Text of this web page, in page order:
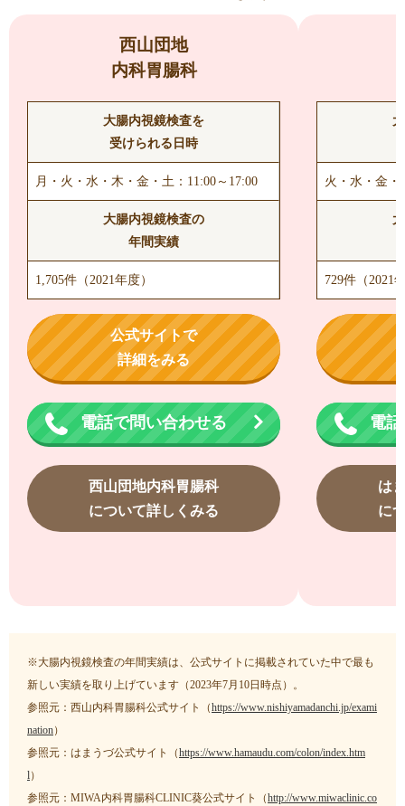
西山団地
内科胃腸科
大腸内視鏡検査を
受けられる日時
月・火・水・木・金・土：11:00～17:00
大腸内視鏡検査の
年間実績
1,705件（2021年度）
公式サイトで
詳細をみる
電話で問い合わせる
西山団地内科胃腸科
について詳しくみる
火・水・金・
729件（2021
電
は
に
※大腸内視鏡検査の年間実績は、公式サイトに掲載されていた中で最も
新しい実績を取り上げています（2023年7月10日時点）。
参照元：西山内科胃腸科公式サイト（https://www.nishiyamadanchi.jp/exami
nation）
参照元：はまうづ公式サイト（https://www.hamaudu.com/colon/index.htm
l）
参照元：MIWA内科胃腸科CLINIC葵公式サイト（http://www.miwaclinic.co